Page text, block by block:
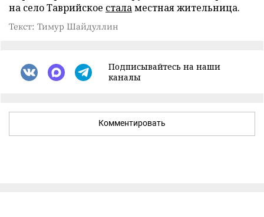
на село Таврийское сталаместная жительница.
Текст: Тимур Шайдуллин
Подписывайтесь на наши
каналы
Комментировать